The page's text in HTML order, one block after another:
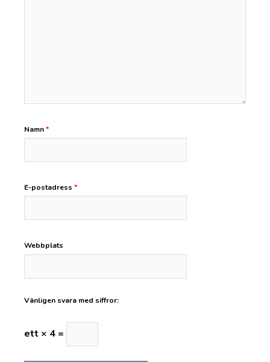
Namn*
E-postadress *
Webbplats
Vänligen svara med siffror:
ett × 4 =